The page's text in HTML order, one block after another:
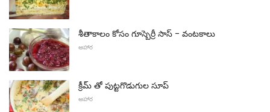
శీతాకాలం కోసం గూస్బెర్రీ సాస్ - వంటకాలు
ఆహార
క్రీమ్ తో పుట్టగొడుగుల సూప్
ఆహార